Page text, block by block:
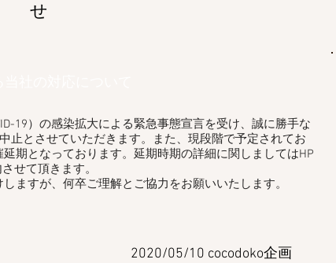
せ
19）の感染拡大による緊急事態宣言を受け、誠に勝手な
止とさせていただきます。また、現段階で予定されてお
期となっております。延期時期の詳細に関しましてはHP
せて頂きます。
ますが、何卒ご理解とご協力をお願いいたします。
​2020/05/10 cocodoko企画